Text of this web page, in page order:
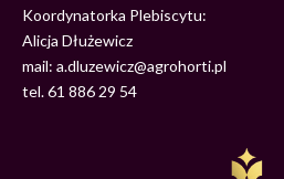
Koordynatorka Plebiscytu:
Alicja Dłużewicz
mail: a.dluzewicz@agrohorti.pl
tel. 61 886 29 54